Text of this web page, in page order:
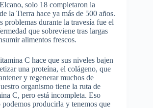
solo 18 completaron la
la Tierra hace ya más de 500 años.
problemas durante la travesía fue el
que sobreviene tras largas
alimentos frescos.
C hace que sus niveles bajen
una proteína, el colágeno, que
y regenerar muchos de
organismo tiene la ruta de
C, pero está incompleta. Eso
producirla y tenemos que